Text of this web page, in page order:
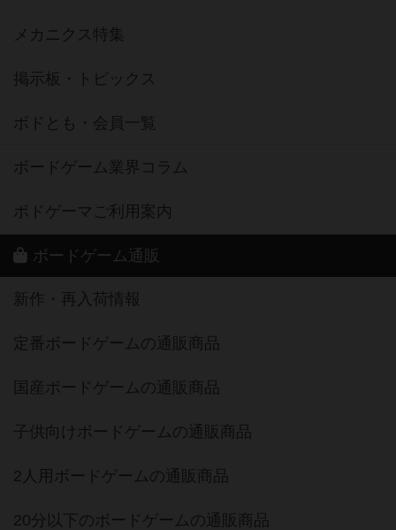
メカニクス特集
掲示板・トピックス
ボドとも・会員一覧
ボードゲーム業界コラム
ボドゲーマご利用案内
ボードゲーム通販
新作・再入荷情報
定番ボードゲームの通販商品
国産ボードゲームの通販商品
子供向けボードゲームの通販商品
2人用ボードゲームの通販商品
20分以下のボードゲームの通販商品